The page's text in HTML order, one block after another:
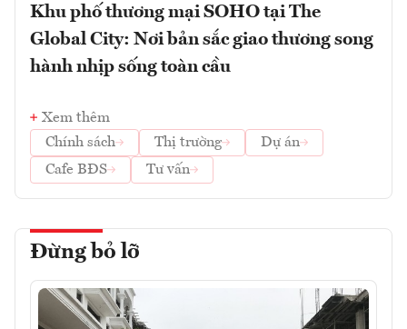
Khu phố thương mại SOHO tại The
Global City: Nơi bản sắc giao thương song
hành nhịp sống toàn cầu
Xem thêm
Chính sách
Thị trường
Dự án
Cafe BĐS
Tư vấn
Đừng bỏ lỡ